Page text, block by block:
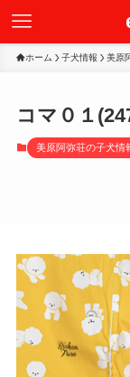
ホーム 子犬情報 美原
コマ０１
美原阿弥荘の子犬情